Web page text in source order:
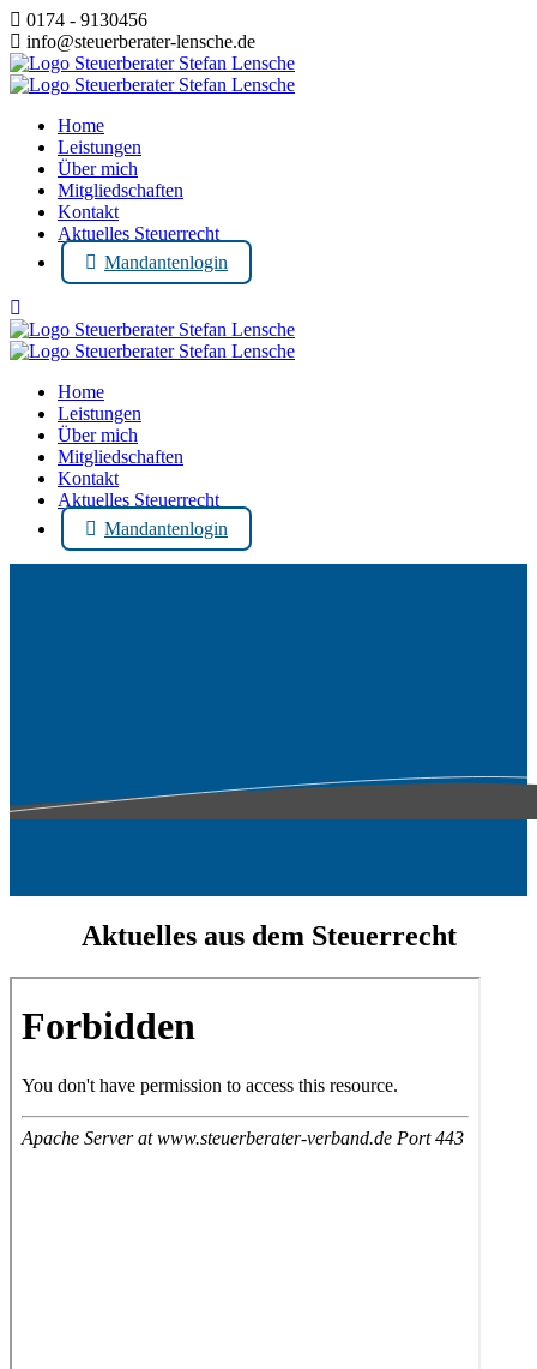
Zum
Inhalt
springen
0174 - 9130456
info@steuerberater-lensche.de
Home
Leistungen
Über mich
Mitgliedschaften
Kontakt
Aktuelles Steuerrecht
Mandantenlogin
Home
Leistungen
Über mich
Mitgliedschaften
Kontakt
Aktuelles Steuerrecht
Mandantenlogin
Aktuelles aus dem Steuerrecht